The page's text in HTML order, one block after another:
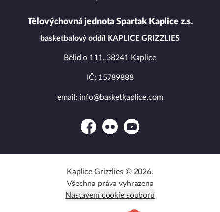
Tělovýchovná jednota Spartak Kaplice z.s.
basketbalový oddíl KAPLICE GRIZZLIES
Bělidlo 111, 38241 Kaplice
IČ: 15789888
email: info@basketkaplice.com
FacebookFlickr YouTube
Kaplice Grizzlies © 2026.
Všechna práva vyhrazena
Nastavení cookie souborů